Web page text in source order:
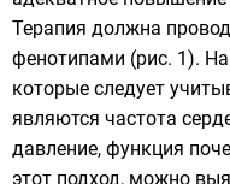
Терапия должна
фенотипами (рис. 1).
которые следует
являются частота
давление, функция
этот подход, можно